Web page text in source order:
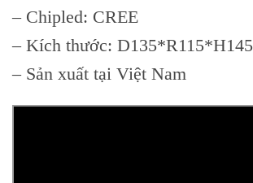
– Chipled: CREE
– Kích thước: D135*R115*H145
– Sản xuất tại Việt Nam